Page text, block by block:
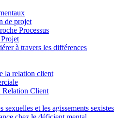
de projet
Processus
à travers les différences
la relation client
Relation Client
et les agissements sexistes